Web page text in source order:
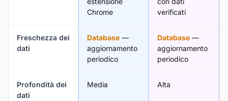
Chrome
verificati
Freschezza dei
dati
Database —
aggiornamento
periodico
Database —
aggiornamento
periodico
Profondità dei
dati
Media Alta